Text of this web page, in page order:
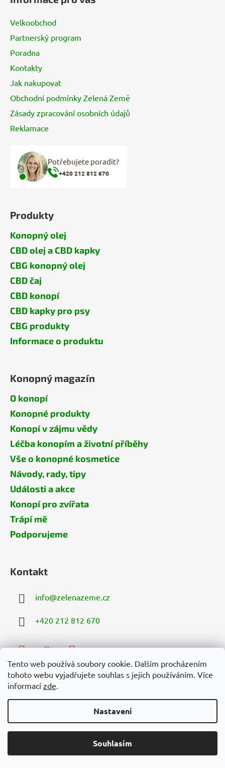
Tento web používá soubory cookie. Dalším procházením
tohoto webu vyjadřujete souhlas s jejich používáním. Více
informací zde.
Nastavení
Souhlasím
Velkoobchod
Partnerský program
Poradna
Kontakty
Jak nakupovat
Obchodní podmínky Zelená Země
Zásady zpracování osobních údajů
Reklamace
Potřebujete poradit?
+420 212 812 670
Produkty
Konopný olej
CBD olej a CBD kapky
CBG konopný olej
CBD čaj
CBD konopí
CBD kapky pro psy
CBG produkty
Informace o produktu
Konopný magazín
O konopí
Konopné produkty
Konopí v zájmu vědy
Léčba konopím a životní příběhy
Vše o konopné kosmetice
Návody, rady, tipy
Události a akce
Konopí pro zvířata
Trápí mě
Podporujeme
Kontakt
info@zelenazeme.cz
+420 212 812 670
Facebook